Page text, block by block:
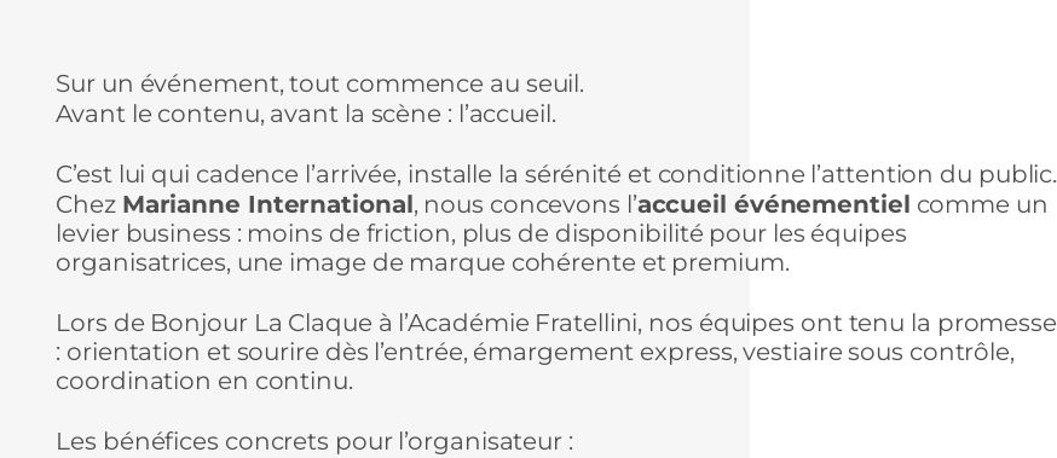
Sur un événement, tout commence au seuil.
Avant le contenu, avant la scène : l’accueil.
C’est lui qui cadence l’arrivée, installe la sérénité et conditionne l’attention du public.
Chez Marianne International, nous concevons l’accueil événementiel comme un
levier business : moins de friction, plus de disponibilité pour les équipes
organisatrices, une image de marque cohérente et premium.
Lors de Bonjour La Claque à l’Académie Fratellini, nos équipes ont tenu la promesse
: orientation et sourire dès l’entrée, émargement express, vestiaire sous contrôle,
coordination en continu.
Les bénéfices concrets pour l’organisateur :